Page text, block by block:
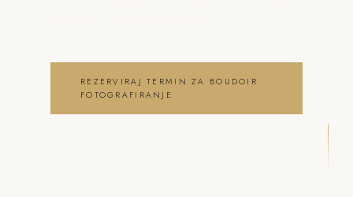
REZERVIRAJ TERMIN ZA BOUDOIR
FOTOGRAFIRANJE